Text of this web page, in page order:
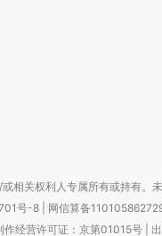
相关权利人专属所有或持有。
号-8 网信算备
作经营许可证：京第01015号|